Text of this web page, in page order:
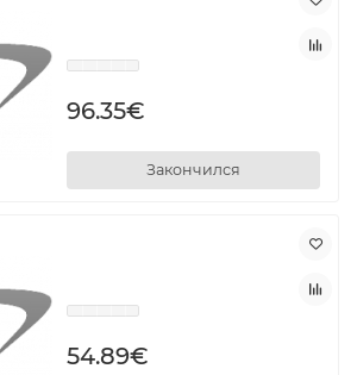
96.35€
Закончился
54.89€